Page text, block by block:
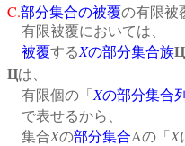
C.部分集合の被覆の有限被
有限被覆においては、
被覆するXの部分集合族Ц
Цは、
有限個の「 Xの部分集合列
で表せるから、
集合Xの部分集合Aの「 X